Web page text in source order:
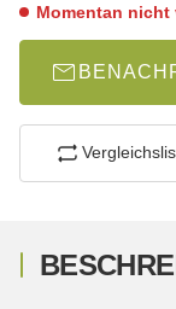
Momentan nicht